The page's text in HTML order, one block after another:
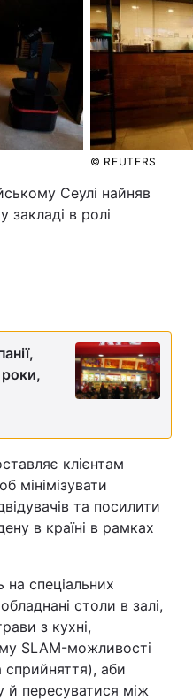
© REUTERS
Сеулі найняв
закладі в ролі
клієнтам
мінімізувати
та посилити
в країні в рамках
спеціальних
столи в залі,
з кухні,
SLAM-можливості
сприйняття), аби
й пересуватися між